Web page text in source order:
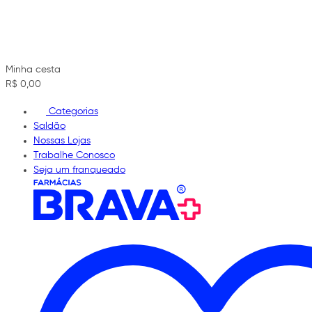
Minha cesta
R$ 0,00
Categorias
Saldão
Nossas Lojas
Trabalhe Conosco
Seja um franqueado